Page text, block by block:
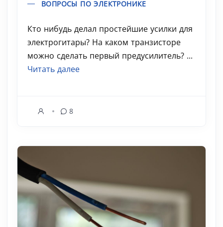
ВОПРОСЫ ПО ЭЛЕКТРОНИКЕ
Кто нибудь делал простейшие усилки для
электрогитары? На каком транзисторе
можно сделать первый предусилитель? ...
Читать далее
8